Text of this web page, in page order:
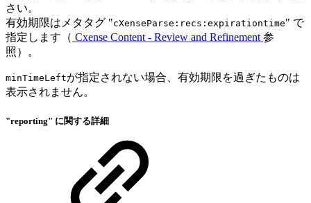
さい。
有効期限はメタタグ "cXenseParse:recs:expirationtime" で
指定します（ Cxense Content - Review and Refinement 参
照）。
minTimeLeftが指定されない場合、有効期限を過ぎたものは
表示されません。
"reporting" に関する詳細